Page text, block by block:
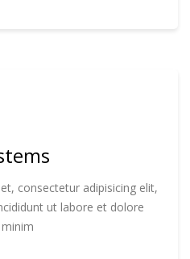
consectetur adipisicing elit,
ut labore et dolore